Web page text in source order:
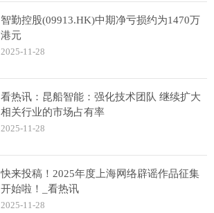
智勤控股(09913.HK)中期净亏损约为1470万
港元
2025-11-28
看热讯：昆船智能：强化技术团队 继续扩大
相关行业的市场占有率
2025-11-28
快来投稿！2025年度上海网络辟谣作品征集
开始啦！_看热讯
2025-11-28